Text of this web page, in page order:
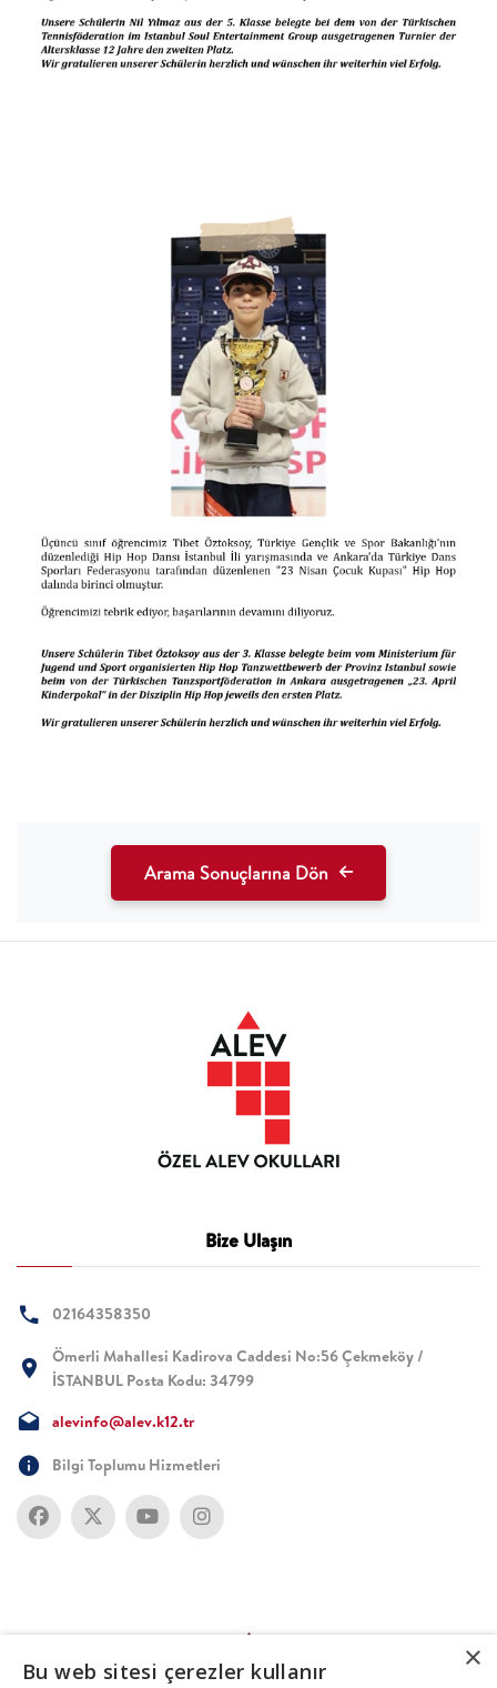
Arama Sonuçlarına Dön
Bize Ulaşın
02164358350
Ömerli Mahallesi Kadirova Caddesi No:56 Çekmeköy /
İSTANBUL Posta Kodu: 34799
alevinfo@alev.k12.tr
Bilgi Toplumu Hizmetleri
×
Bu web sitesi çerezler kullanır